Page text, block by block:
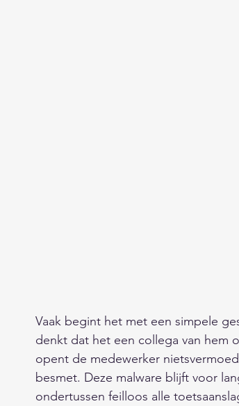
Vaak begint het met een simpele
denkt dat het een collega van hem
opent de medewerker
besmet. Deze malware blijft voor
ondertussen feilloos alle